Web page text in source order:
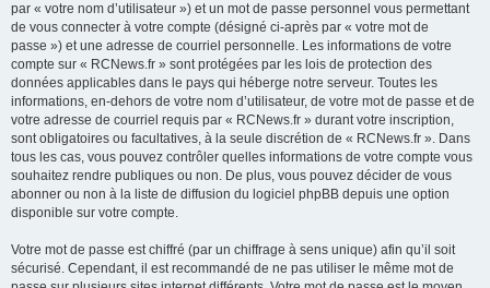
par « votre nom d’utilisateur ») et un mot de passe personnel vous permettant
de vous connecter à votre compte (désigné ci-après par « votre mot de
passe ») et une adresse de courriel personnelle. Les informations de votre
compte sur « RCNews.fr » sont protégées par les lois de protection des
données applicables dans le pays qui héberge notre serveur. Toutes les
informations, en-dehors de votre nom d’utilisateur, de votre mot de passe et de
votre adresse de courriel requis par « RCNews.fr » durant votre inscription,
sont obligatoires ou facultatives, à la seule discrétion de « RCNews.fr ». Dans
tous les cas, vous pouvez contrôler quelles informations de votre compte vous
souhaitez rendre publiques ou non. De plus, vous pouvez décider de vous
abonner ou non à la liste de diffusion du logiciel phpBB depuis une option
disponible sur votre compte.
Votre mot de passe est chiffré (par un chiffrage à sens unique) afin qu’il soit
sécurisé. Cependant, il est recommandé de ne pas utiliser le même mot de